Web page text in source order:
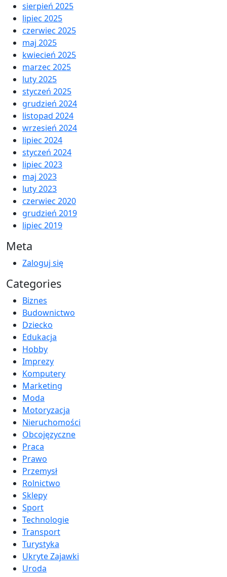
sierpień 2025
lipiec 2025
czerwiec 2025
maj 2025
kwiecień 2025
marzec 2025
luty 2025
styczeń 2025
grudzień 2024
listopad 2024
wrzesień 2024
lipiec 2024
styczeń 2024
lipiec 2023
maj 2023
luty 2023
czerwiec 2020
grudzień 2019
lipiec 2019
Meta
Zaloguj się
Categories
Biznes
Budownictwo
Dziecko
Edukacja
Hobby
Imprezy
Komputery
Marketing
Moda
Motoryzacja
Nieruchomości
Obcojęzyczne
Praca
Prawo
Przemysł
Rolnictwo
Sklepy
Sport
Technologie
Transport
Turystyka
Ukryte Zajawki
Uroda